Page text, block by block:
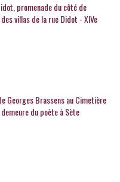
promenade du côté de
villas de la rue Didot - XIVe
Georges Brassens au Cimetière
du poète à Sète